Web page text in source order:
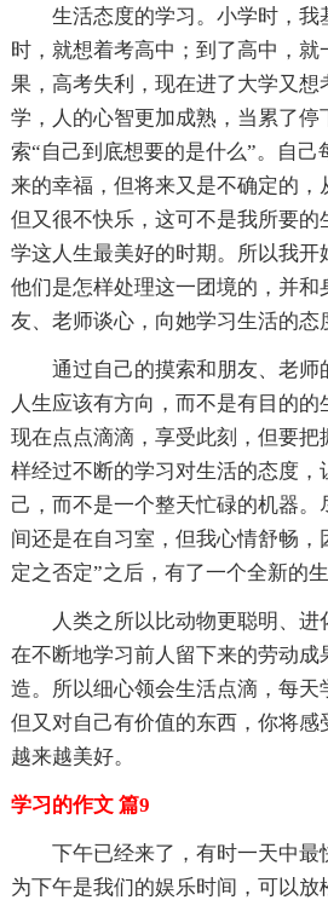
生活态度的学习。小学时，我
时，就想着考高中；到了高中，
果，高考失利，现在进了大学又想
学，人的心智更加成熟，当累了停
索“自己到底想要的是什么”。自
来的幸福，但将来又是不确定的
但又很不快乐，这可不是我所要的
学这人生最美好的时期。所以我开
他们是怎样处理这一团境的，并和
友、老师谈心，向她学习生活的态
通过自己的摸索和朋友、老师
人生应该有方向，而不是有目的
现在点点滴滴，享受此刻，但要
样经过不断的学习对生活的态度，
己，而不是一个整天忙碌的机器
间还是在自习室，但我心情舒畅，
定之否定”之后，有了一个全新的生
人类之所以比动物更聪明、进
在不断地学习前人留下来的劳动成
造。所以细心领会生活点滴，每天
但又对自己有价值的东西，你将
越来越美好。
学习的作文 篇9
下午已经来了，有时一天中最
为下午是我们的娱乐时间，可以放